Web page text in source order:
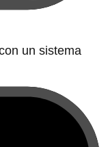
un sistema